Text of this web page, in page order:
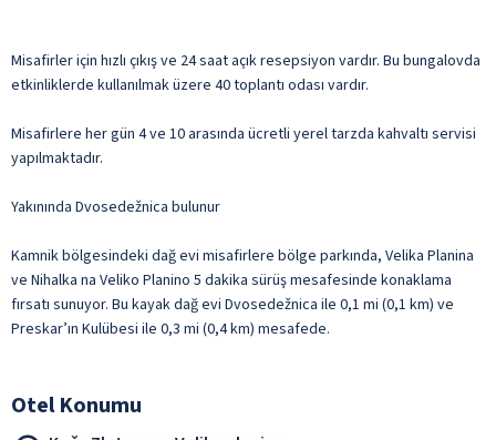
Misafirler için hızlı çıkış ve 24 saat açık resepsiyon vardır. Bu bungalovda
etkinliklerde kullanılmak üzere 40 toplantı odası vardır.
Misafirlere her gün 4 ve 10 arasında ücretli yerel tarzda kahvaltı servisi
yapılmaktadır.
Yakınında Dvosedežnica bulunur
Kamnik bölgesindeki dağ evi misafirlere bölge parkında, Velika Planina
ve Nihalka na Veliko Planino 5 dakika sürüş mesafesinde konaklama
fırsatı sunuyor. Bu kayak dağ evi Dvosedežnica ile 0,1 mi (0,1 km) ve
Preskar’ın Kulübesi ile 0,3 mi (0,4 km) mesafede.
Otel Konumu